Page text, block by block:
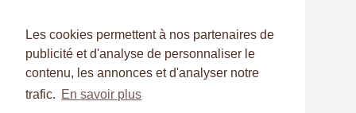
Les cookies permettent à nos partenaires de
publicité et d'analyse de personnaliser le
contenu, les annonces et d'analyser notre
trafic. En savoir plus